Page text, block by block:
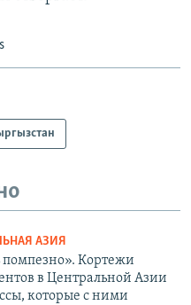
АЗИЯ
Кортежи
в Центральной Азии
которые с ними